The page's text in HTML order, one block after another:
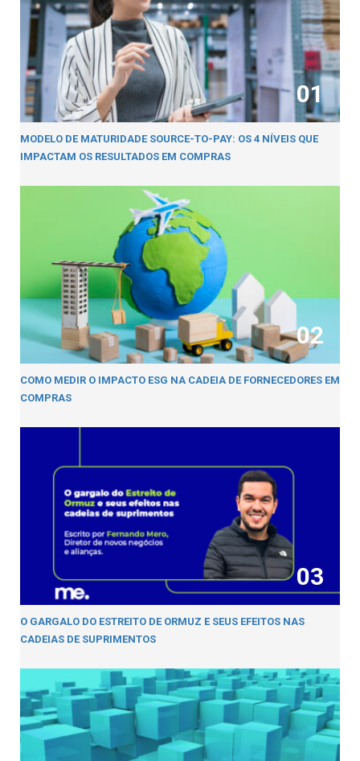
01
MODELO DE MATURIDADE SOURCE-TO-PAY: OS 4 NÍVEIS QUE
IMPACTAM OS RESULTADOS EM COMPRAS
02
COMO MEDIR O IMPACTO ESG NA CADEIA DE FORNECEDORES EM
COMPRAS
03
O GARGALO DO ESTREITO DE ORMUZ E SEUS EFEITOS NAS
CADEIAS DE SUPRIMENTOS